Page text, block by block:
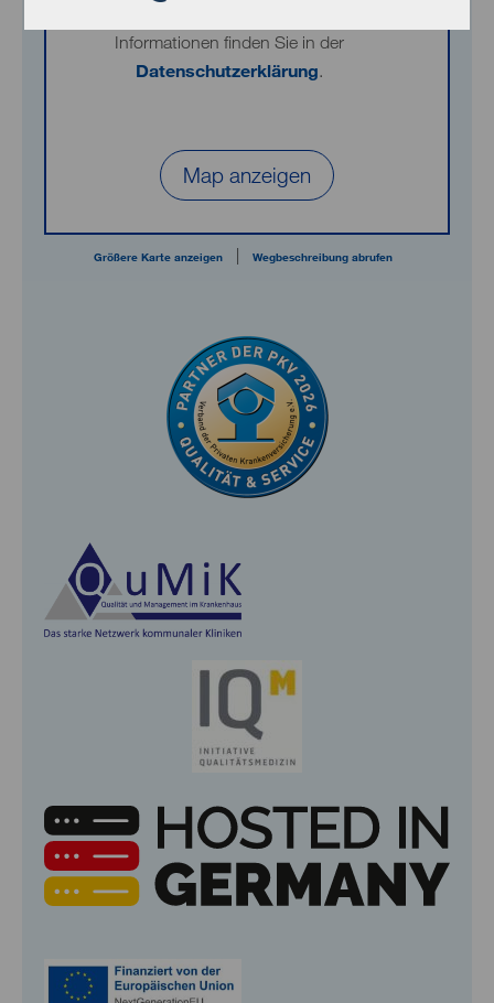
Informationen finden Sie in der
Datenschutzerklärung.
Map anzeigen
Größere Karte anzeigen| Wegbeschreibung abrufen